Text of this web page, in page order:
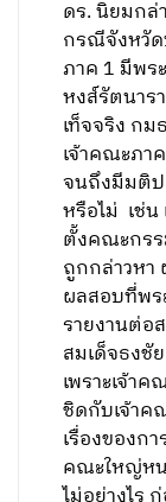
ดร. นิยมกล่
กรณีจังหวั
ภาค 1 มีพร
หงส์รัตนาร
เท็จจริง กม
เจ้าคณะภา
จนถึงมีมติป
หรือไม่ เช่น
ตั้งคณะกรร
ถูกกล่าวหา
ผลสอบที่พร
รายงานต่อ
สมเด็จธงชั
เพราะเจ้า
ชิดกับเจ้าค
เรื่องของก
คณะใหญ่ห